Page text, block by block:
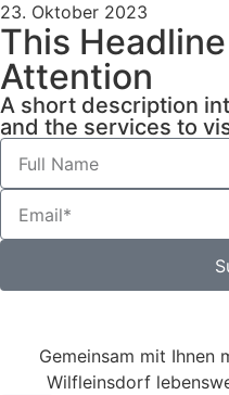
23. Oktober 2023
This
Attention
A short description
and the services to
Gemeinsam mit Ihnen
Wilfleinsdorf